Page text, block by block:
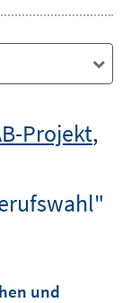
Projekt,
und